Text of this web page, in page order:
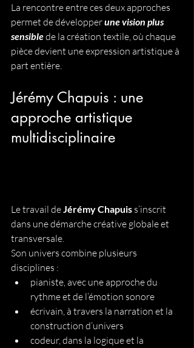
La rencontre entre ces deux approches
permet de développer une vision plus
sensible de la création textile, où chaque
pièce devient une expression artistique à
part entière.
Jérémy Chapuis : une
approche artistique
multidisciplinaire
Le travail de Jérémy Chapuis s’inscrit
dans une démarche créative globale et
transversale.
Son univers combine plusieurs
disciplines :
pianiste, avec une approche du
rythme et de l’émotion sonore
écrivain, à travers la narration et la
construction d’univers
codeur, dans la logique et la